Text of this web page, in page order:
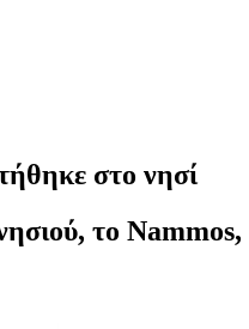
στο νησί
το